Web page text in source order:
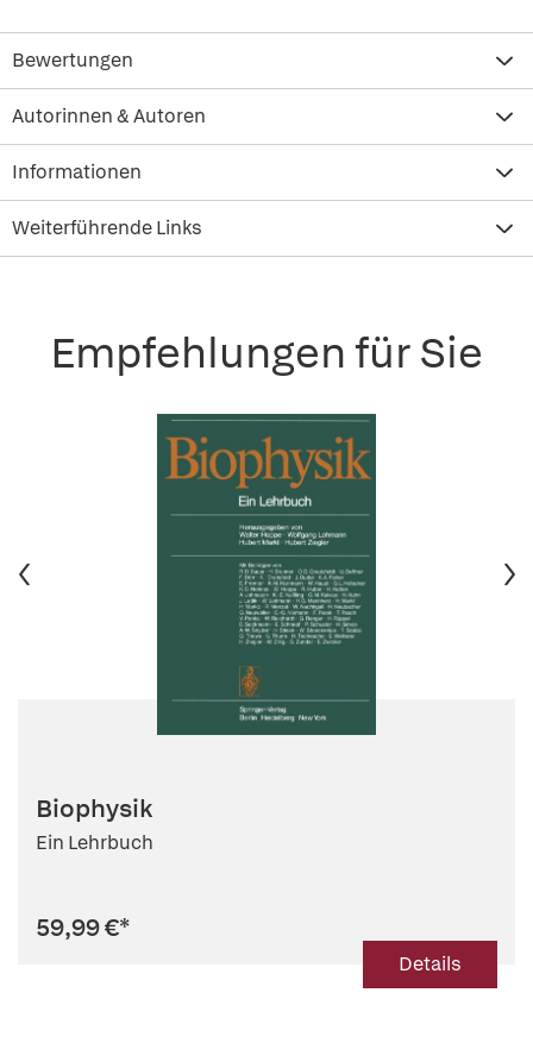
Bewertungen
Autorinnen & Autoren
Informationen
Weiterführende Links
Empfehlungen für Sie
Biophysik
Ein Lehrbuch
59,99 €*
Details